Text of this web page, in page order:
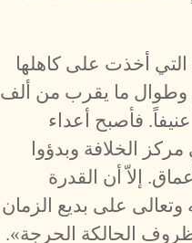
التي أخذت على كاهلها
وطوال ما يقرب من ألف
فأصبح أعداء
الخلافة وبدؤوا
إلاّ أن القدرة
وتعالى على بديع الزمان
الحالكة الحرجة».